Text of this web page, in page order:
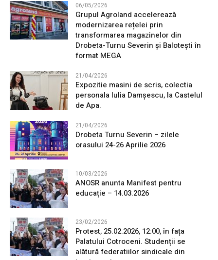
06/05/2026
Grupul Agroland accelerează
modernizarea rețelei prin
transformarea magazinelor din
Drobeta-Turnu Severin și Balotești în
format MEGA
21/04/2026
Expozitie masini de scris, colectia
personala Iulia Damșescu, la Castelul
de Apa.
21/04/2026
Drobeta Turnu Severin – zilele
orasului 24-26 Aprilie 2026
10/03/2026
ANOSR anunta Manifest pentru
educație – 14.03.2026
23/02/2026
Protest, 25.02.2026, 12:00, în fața
Palatului Cotroceni. Studenții se
alătură federatiilor sindicale din